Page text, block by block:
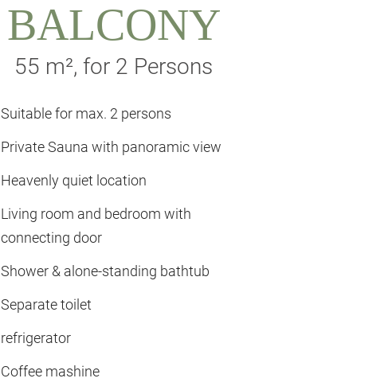
BALCONY
55 m², for 2 Persons
Suitable for max. 2 persons
Private Sauna with panoramic view
Heavenly quiet location
Living room and bedroom with
connecting door
Shower & alone-standing bathtub
Separate toilet
refrigerator
Coffee mashine